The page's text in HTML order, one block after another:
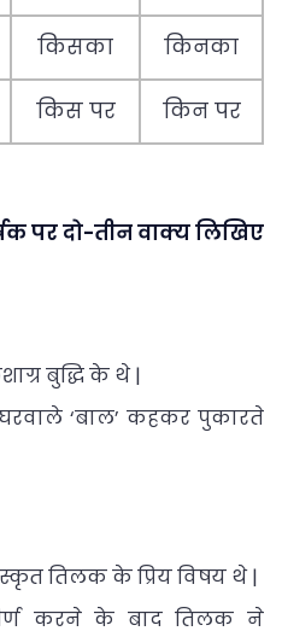
किसका किनका
किस पर किन पर
पर दो-तीन वाक्य लिखिए
बुद्धि के थे |
‘बाल’ कहकर पुकारते
तिलक के प्रिय विषय थे |
करने के बाद तिलक ने